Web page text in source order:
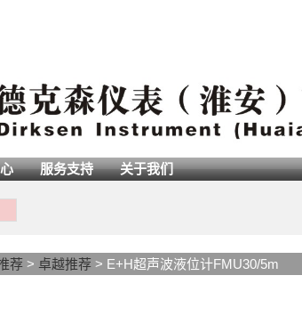
服务支持 关于我们
荐 > 卓越推荐 > E+H超声波液位计FMU30/5m